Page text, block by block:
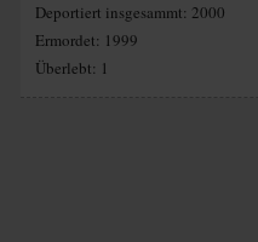
Deportiert insgesammt: 2000
Ermordet: 1999
Überlebt: 1